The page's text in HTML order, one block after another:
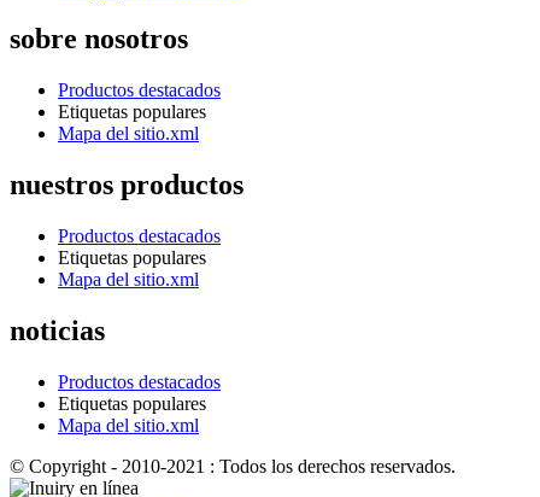
sobre nosotros
Productos destacados
Etiquetas populares
Mapa del sitio.xml
nuestros productos
Productos destacados
Etiquetas populares
Mapa del sitio.xml
noticias
Productos destacados
Etiquetas populares
Mapa del sitio.xml
© Copyright - 2010-2021 : Todos los derechos reservados.